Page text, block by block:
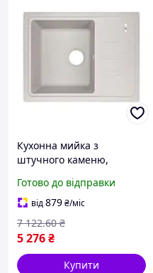
Кухонна мийка з
штучного каменю,
монтаж для зручного
використання на кухні
Готово до відправки
від879₴/міс
5 276₴
7 122.60 ₴
Купити